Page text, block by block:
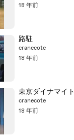
18 年前
路駐
cranecote
18 年前
東京ダイナマイト
cranecote
18 年前